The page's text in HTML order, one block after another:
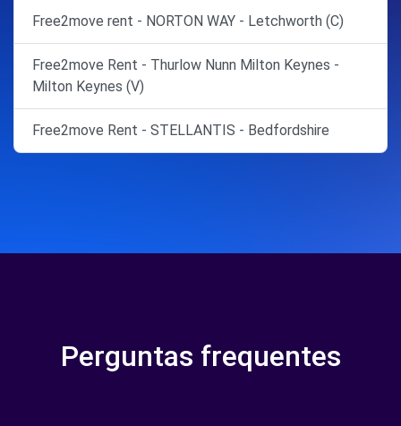
Free2move rent - NORTON WAY - Letchworth (C)
Free2move Rent - Thurlow Nunn Milton Keynes -
Milton Keynes (V)
Free2move Rent - STELLANTIS - Bedfordshire
Perguntas frequentes